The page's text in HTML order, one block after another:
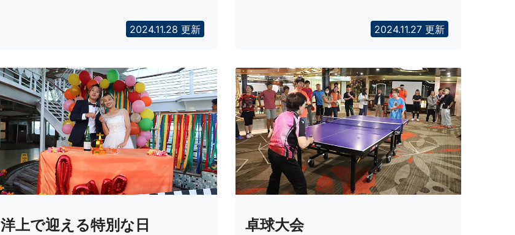
2024.11.28 更新 2024.11.27 更新
洋上で迎える特別な日 卓球大会